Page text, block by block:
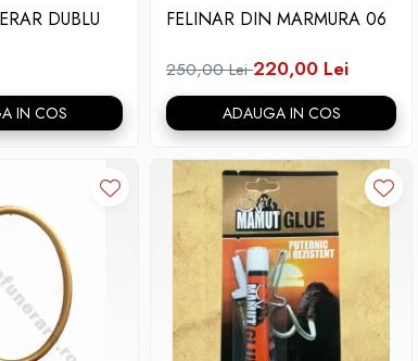
DUBLU
IN COS
FELINAR DIN MARMURA 06
250,00 Lei220,00 Lei
ADAUGA IN COS